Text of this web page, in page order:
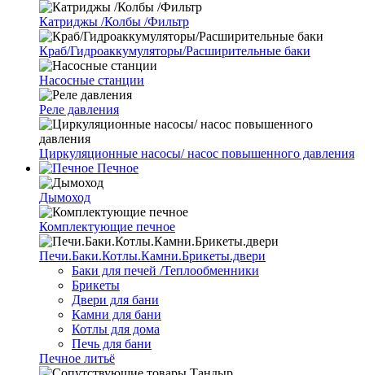
Катриджы /Колбы /Фильтр
Краб/Гидроаккумуляторы/Расширительные баки
Насосные станции
Реле давления
Циркуляционные насосы/ насос повышенного давления
Печное
Дымоход
Комплектующие печное
Печи.Баки.Котлы.Камни.Брикеты.двери
Баки для печей /Теплообменники
Брикеты
Двери для бани
Камни для бани
Котлы для дома
Печь для бани
Печное литьё